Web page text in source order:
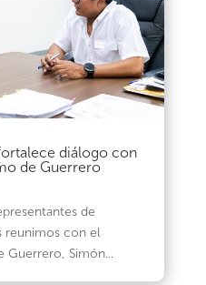
diálogo con
de Guerrero
de
reunimos con el
Guerrero, Simón...